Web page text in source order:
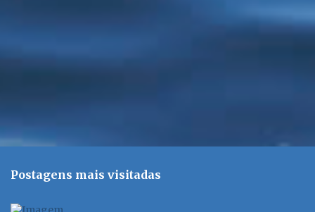
Postagens mais visitadas